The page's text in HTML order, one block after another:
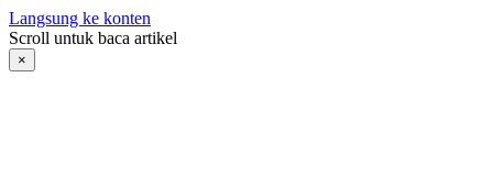
Langsung ke konten
Scroll untuk baca artikel
×